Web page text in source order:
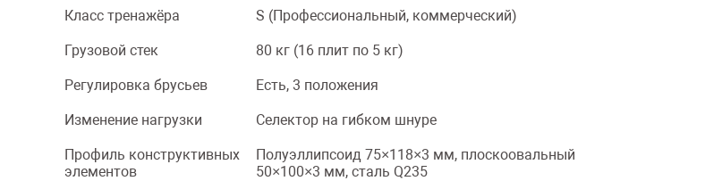
Класс тренажёра S (Профессиональный, коммерческий)
Грузовой стек 80 кг (16 плит по 5 кг)
Регулировка брусьев Есть, 3 положения
Изменение нагрузки Селектор на гибком шнуре
Профиль конструктивных
элементов
Полуэллипсоид 75×118×3 мм, плоскоовальный
50×100×3 мм, сталь Q235